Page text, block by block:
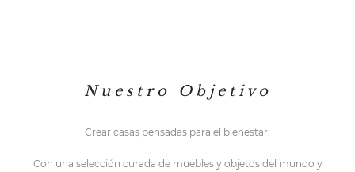
N u e s t r o O b j e t i v o
Crear casas pensadas para el bienestar.
Con una selección curada de muebles y objetos del mundo y